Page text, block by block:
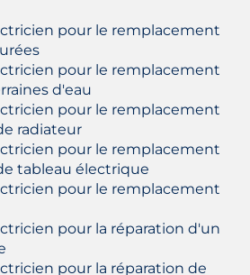
pour le remplacement
pour le remplacement
d'eau
pour le remplacement
radiateur
pour le remplacement
tableau électrique
pour le remplacement
pour la réparation d'un
pour la réparation de